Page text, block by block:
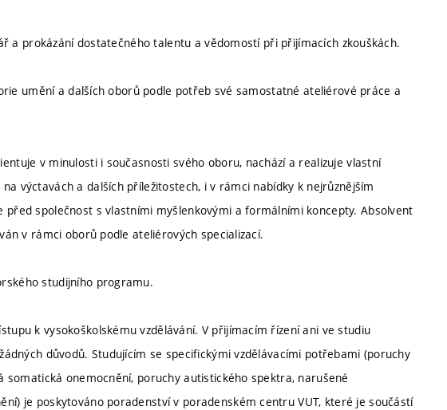
a prokázání dostatečného talentu a vědomostí při přijímacích zkouškách.
umění a dalších oborů podle potřeb své samostatné ateliérové práce a
v minulosti i současnosti svého oboru, nachází a realizuje vlastní
výctavách a dalších příležitostech, i v rámci nabídky k nejrůznějším
společnost s vlastními myšlenkovými a formálními koncepty. Absolvent
v rámci oborů podle ateliérových specializací.
studijního programu.
k vysokoškolskému vzdělávání. V přijímacím řízení ani ve studiu
důvodů. Studujícím se specifickými vzdělávacími potřebami (poruchy
somatická onemocnění, poruchy autistického spektra, narušené
je poskytováno poradenství v poradenském centru VUT, které je součástí